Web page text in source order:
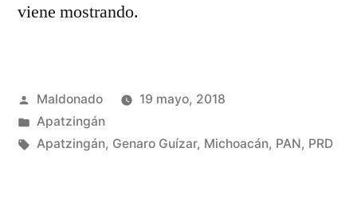
viene mostrando.
Publicado
por
Maldonado
19 mayo, 2018
Publicada
en
Apatzingán
Etiquetas:
Apatzingán, Genaro Guízar, Michoacán, PAN, PRD